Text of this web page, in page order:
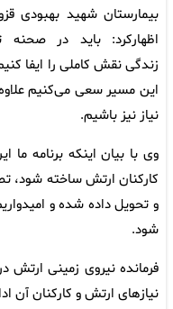
بیمارستان شهید بهبودی
اظهارکرد: باید در صحنه
زندگی نقش کاملی را ایفا
این مسیر سعی می‌کنیم
نیاز نیز باشیم.
و تحویل داده شده و
شود.
فرمانده نیروی زمینی ارتش
نیازهای ارتش و کارکنان آن